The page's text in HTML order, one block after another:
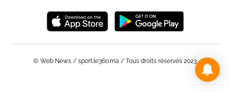
© Web News / sport.le360.ma / Tous droits réservés 2023